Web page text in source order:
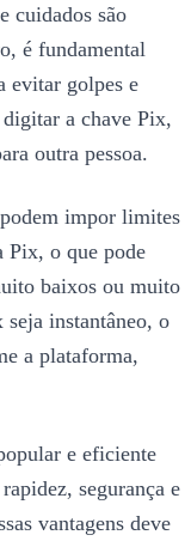
cuidados são
é fundamental
evitar golpes e
a chave Pix,
outra pessoa.
impor limites
Pix, o que pode
baixos ou muito
instantâneo, o
a plataforma,
e eficiente
segurança e
vantagens deve